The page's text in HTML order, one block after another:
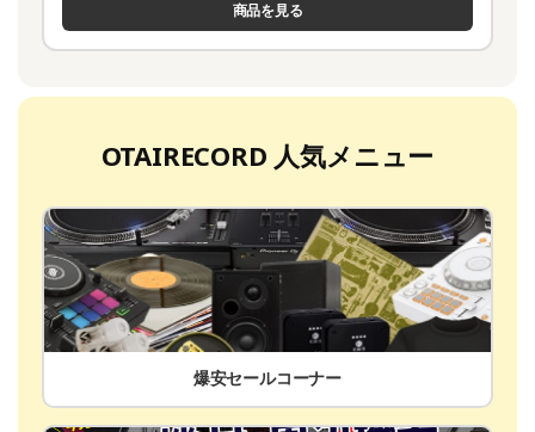
商品を見る
OTAIRECORD 人気メニュー
爆安セールコーナー